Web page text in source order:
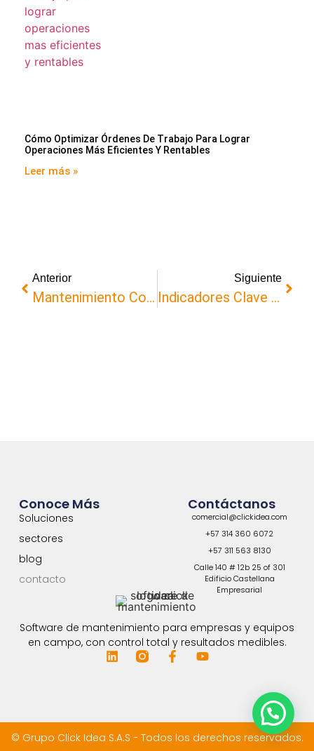
Cómo Optimizar Órdenes De Trabajo Para Lograr
Operaciones Más Eficientes Y Rentables
Leer más »
Anterior
Mantenimiento Correctivo Vs. Preventivo: ¿Cuál Es La Mejor Estrategia Para Su Empresa?
Siguiente
Indicadores Clave De Rendimiento De Mantenimiento: La Brújula De La Eficiencia Operativa
Software de mantenimiento para empresas y equipos
en campo, con control total y resultados medibles.
Conoce Más
Soluciones
sectores
blog
contacto
Contáctanos
comercial@clickidea.com
+57 314 360 6072
+57 311 563 8130
Calle 140 # 12b 25 of 301
Edificio Castellana
Empresarial
© Grupo Click Idea S.A.S - Todos los derechos reservados.